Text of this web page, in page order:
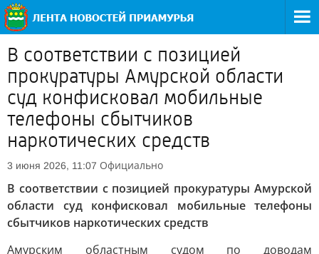
В соответствии с позицией
прокуратуры Амурской области
суд конфисковал мобильные
телефоны сбытчиков
наркотических средств
3 июня 2026, 11:07 Официально
В соответствии с позицией прокуратуры Амурской
области суд конфисковал мобильные телефоны
сбытчиков наркотических средств
Амурским областным судом по доводам